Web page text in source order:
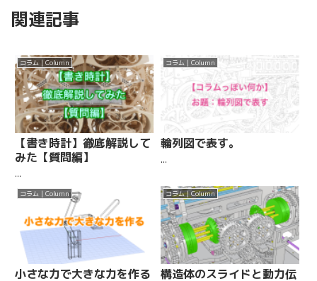
関連記事
コラム | Column
【書き時計】徹底解説して
みた【質問編】
...
コラム | Column
輪列図で表す。
...
コラム | Column
小さな力で大きな力を作る
コラム | Column
構造体のスライドと動力伝